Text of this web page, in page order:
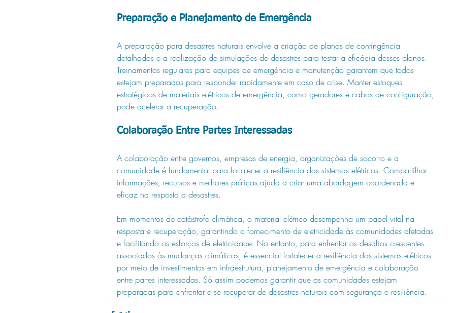
Preparação e Planejamento de Emergência
A preparação para desastres naturais envolve a criação de planos de contingência
detalhados e a realização de simulações de desastres para testar a eficácia desses planos.
Treinamentos regulares para equipes de emergência e manutenção garantem que todos
estejam preparados para responder rapidamente em caso de crise. Manter estoques
estratégicos de materiais elétricos de emergência, como geradores e cabos de configuração,
pode acelerar a recuperação.
Colaboração Entre Partes Interessadas
A colaboração entre governos, empresas de energia, organizações de socorro e a
comunidade é fundamental para fortalecer a resiliência dos sistemas elétricos. Compartilhar
informações, recursos e melhores práticas ajuda a criar uma abordagem coordenada e
eficaz na resposta a desastres.
Em momentos de catástrofe climática, o material elétrico desempenha um papel vital na
resposta e recuperação, garantindo o fornecimento de eletricidade às comunidades afetadas
e facilitando os esforços de eletricidade. No entanto, para enfrentar os desafios crescentes
associados às mudanças climáticas, é essencial fortalecer a resiliência dos sistemas elétricos
por meio de investimentos em infraestrutura, planejamento de emergência e colaboração
entre partes interessadas. Só assim podemos garantir que as comunidades estejam
preparadas para enfrentar e se recuperar de desastres naturais com segurança e resiliência.